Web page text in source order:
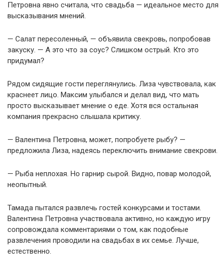
Петровна явно считала, что свадьба — идеальное место для
высказывания мнений.
— Салат пересоленный, — объявила свекровь, попробовав
закуску. — А это что за соус? Слишком острый. Кто это
придумал?
Рядом сидящие гости переглянулись. Лиза чувствовала, как
краснеет лицо. Максим улыбался и делал вид, что мать
просто высказывает мнение о еде. Хотя вся остальная
компания прекрасно слышала критику.
— Валентина Петровна, может, попробуете рыбу? —
предложила Лиза, надеясь переключить внимание свекрови.
— Рыба неплохая. Но гарнир сырой. Видно, повар молодой,
неопытный.
Тамада пытался развлечь гостей конкурсами и тостами.
Валентина Петровна участвовала активно, но каждую игру
сопровождала комментариями о том, как подобные
развлечения проводили на свадьбах в их семье. Лучше,
естественно.